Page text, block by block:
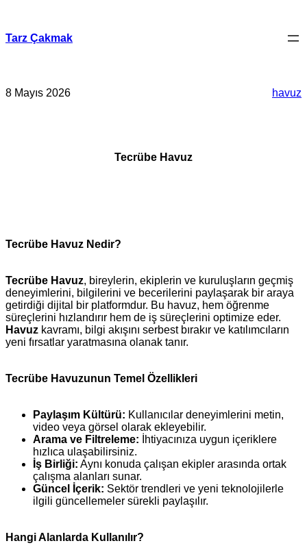
Tarz Çakmak
8 Mayıs 2026 havuz
Tecrübe Havuz
Tecrübe Havuz Nedir?
Tecrübe Havuz, bireylerin, ekiplerin ve kuruluşların geçmiş
deneyimlerini, bilgilerini ve becerilerini paylaşarak bir araya
getirdiği dijital bir platformdur. Bu havuz, hem öğrenme
süreçlerini hızlandırır hem de iş süreçlerini optimize eder.
Havuz kavramı, bilgi akışını serbest bırakır ve katılımcıların
yeni fırsatlar yaratmasına olanak tanır.
Tecrübe Havuzunun Temel Özellikleri
Paylaşım Kültürü: Kullanıcılar deneyimlerini metin,
video veya görsel olarak ekleyebilir.
Arama ve Filtreleme: İhtiyacınıza uygun içeriklere
hızlıca ulaşabilirsiniz.
İş Birliği: Aynı konuda çalışan ekipler arasında ortak
çalışma alanları sunar.
Güncel İçerik: Sektör trendleri ve yeni teknolojilerle
ilgili güncellemeler sürekli paylaşılır.
Hangi Alanlarda Kullanılır?